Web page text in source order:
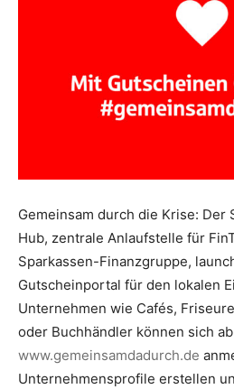
Gemeinsam durch die Krise: Der
Hub, zentrale Anlaufstelle für
Sparkassen-Finanzgruppe,
Gutscheinportal für den lokalen
Unternehmen wie Cafés,
oder Buchhändler können sich
www.gemeinsamdadurch.de
Unternehmensprofile erstellen